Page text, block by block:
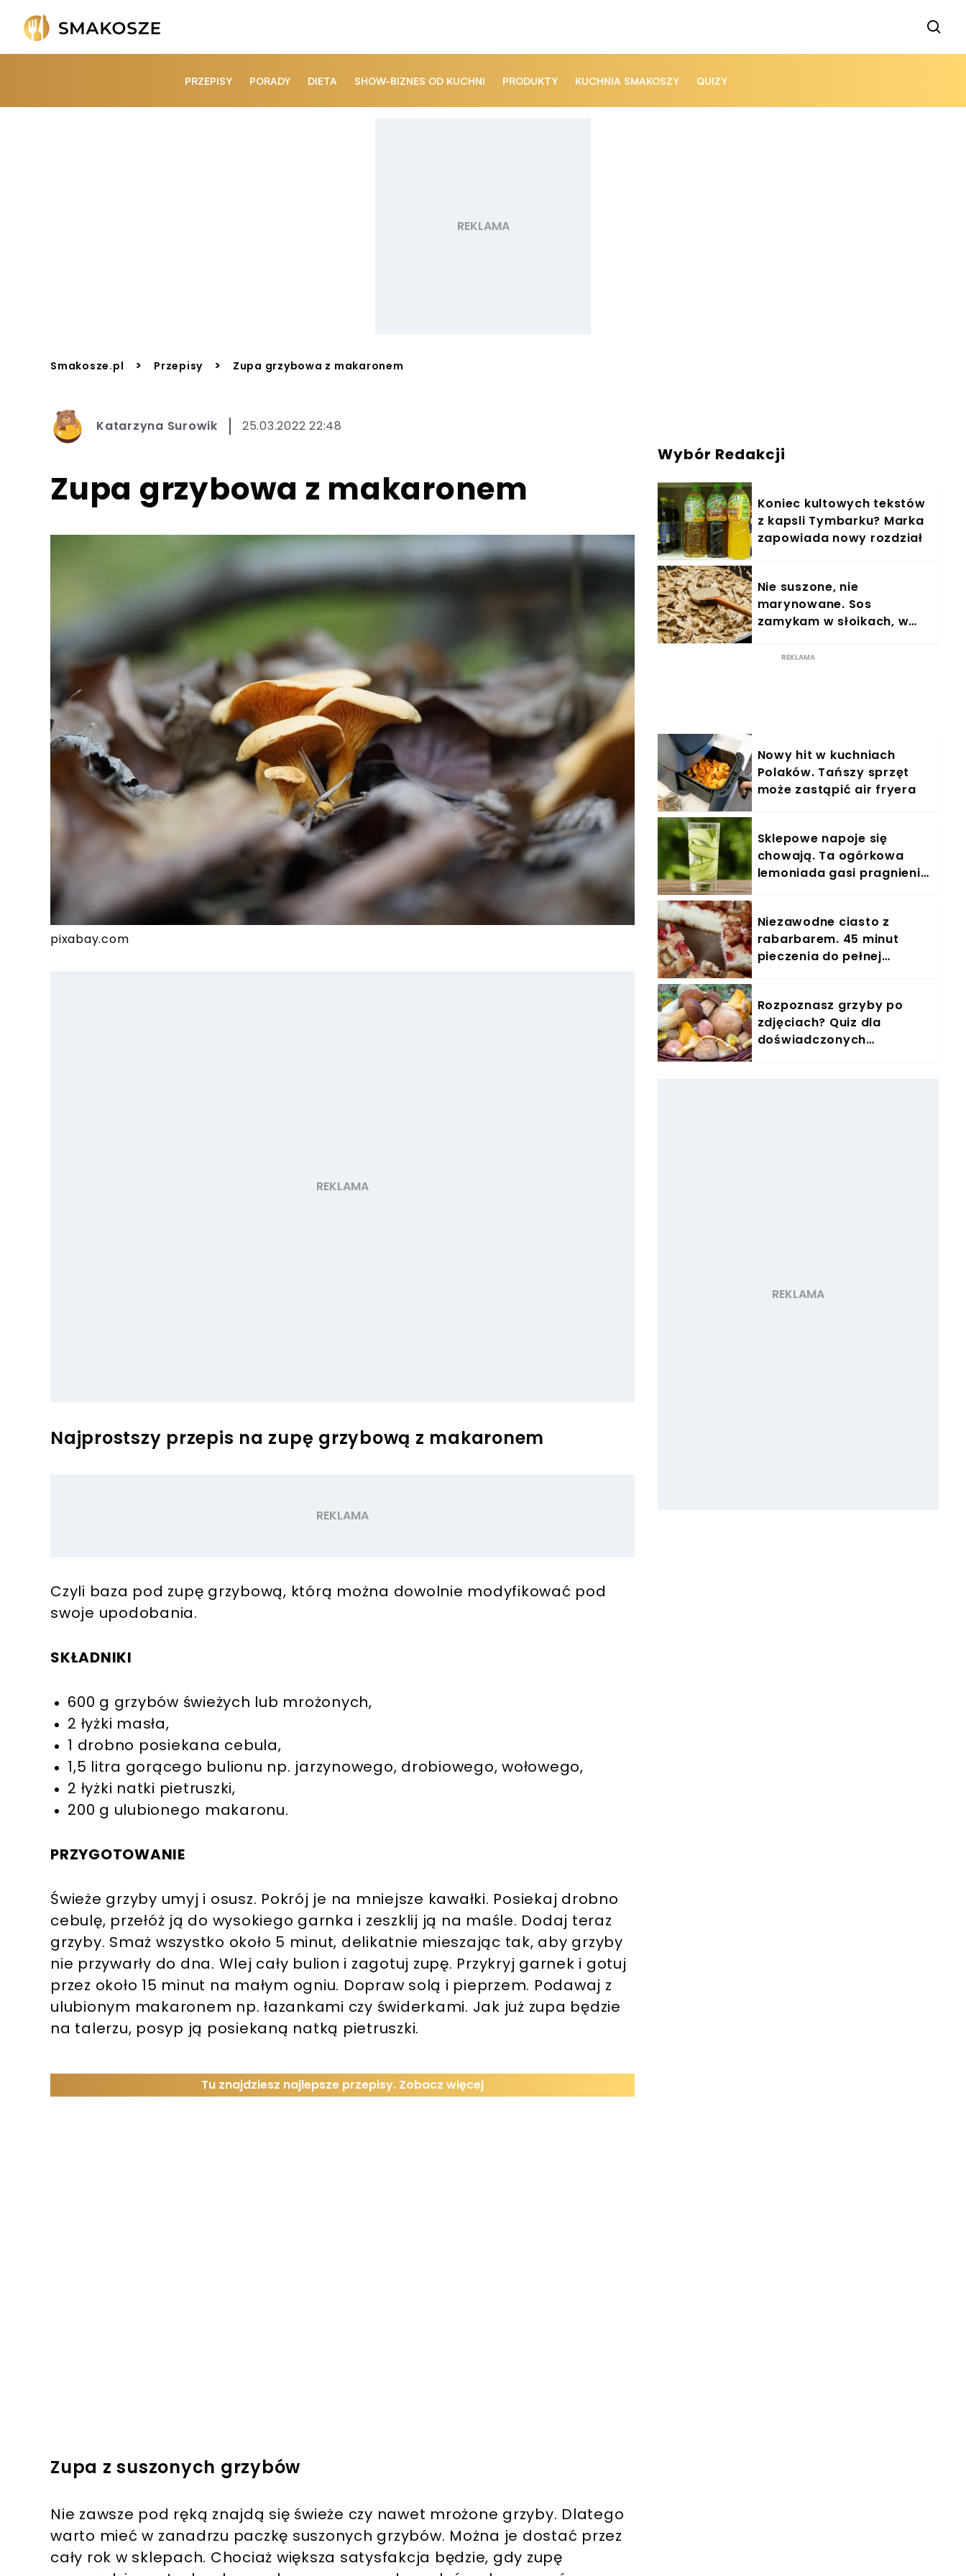
PRZEPISY PORADY DIETA SHOW-BIZNES OD KUCHNI PRODUKTY KUCHNIA SMAKOSZY QUIZY
Smakosze.pl > Przepisy > Zupa grzybowa z makaronem
Katarzyna Surowik 25.03.2022 22:48
Zupa grzybowa z makaronem
pixabay.com
Najprostszy przepis na zupę grzybową z makaronem
Czyli baza pod zupę grzybową, którą można dowolnie modyfikować pod
swoje upodobania.
SKŁADNIKI
600 g grzybów świeżych lub mrożonych,
2 łyżki masła,
1 drobno posiekana cebula,
1,5 litra gorącego bulionu np. jarzynowego, drobiowego, wołowego,
2 łyżki natki pietruszki,
200 g ulubionego makaronu.
PRZYGOTOWANIE
Świeże grzyby umyj i osusz. Pokrój je na mniejsze kawałki. Posiekaj drobno
cebulę, przełóż ją do wysokiego garnka i zeszklij ją na maśle. Dodaj teraz
grzyby. Smaż wszystko około 5 minut, delikatnie mieszając tak, aby grzyby
nie przywarły do dna. Wlej cały bulion i zagotuj zupę. Przykryj garnek i gotuj
przez około 15 minut na małym ogniu. Dopraw solą i pieprzem. Podawaj z
ulubionym makaronem np. łazankami czy świderkami. Jak już zupa będzie
na talerzu, posyp ją posiekaną natką pietruszki.
Zupa z suszonych grzybów
Nie zawsze pod ręką znajdą się świeże czy nawet mrożone grzyby. Dlatego
warto mieć w zanadrzu paczkę suszonych grzybów. Można je dostać przez
cały rok w sklepach. Chociaż większa satysfakcja będzie, gdy zupę
Wybór Redakcji
Koniec kultowych tekstów
z kapsli Tymbarku? Marka
zapowiada nowy rozdział
Nie suszone, nie
marynowane. Sos
zamykam w słoikach, w
Nowy hit w kuchniach
Polaków. Tańszy sprzęt
może zastąpić air fryera
Sklepowe napoje się
chowają. Ta ogórkowa
lemoniada gasi pragnienie
Niezawodne ciasto z
rabarbarem. 45 minut
pieczenia do pełnej
Rozpoznasz grzyby po
zdjęciach? Quiz dla
doświadczonych